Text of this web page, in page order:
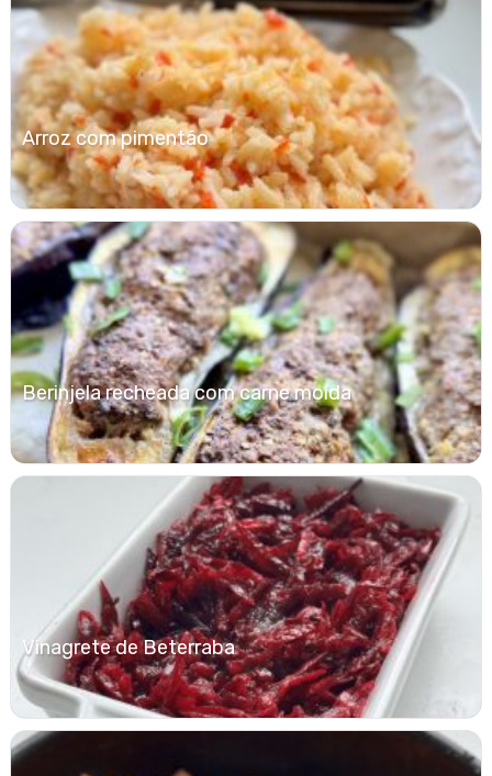
Arroz com pimentão
Berinjela recheada com carne moída
Vinagrete de Beterraba